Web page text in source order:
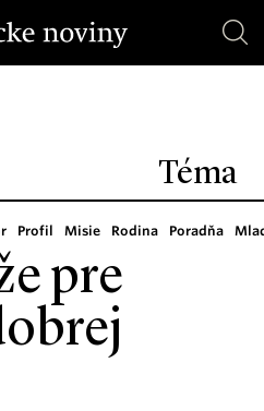
Téma
Profil Misie Rodina Poradňa
pre